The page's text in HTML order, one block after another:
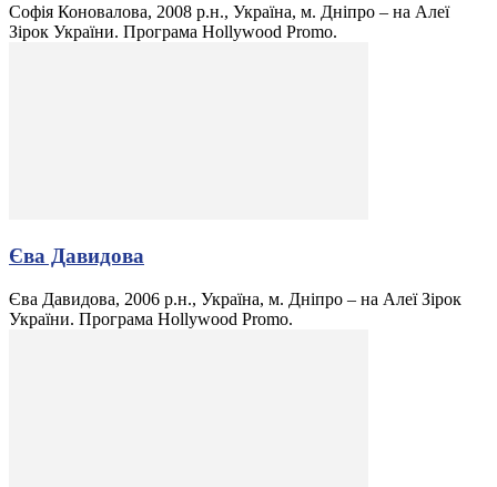
Софія Коновалова, 2008 р.н., Україна, м. Дніпро – на Алеї
Зірок України. Програма Hollywood Promo.
Єва Давидова
Єва Давидова, 2006 р.н., Україна, м. Дніпро – на Алеї Зірок
України. Програма Hollywood Promo.